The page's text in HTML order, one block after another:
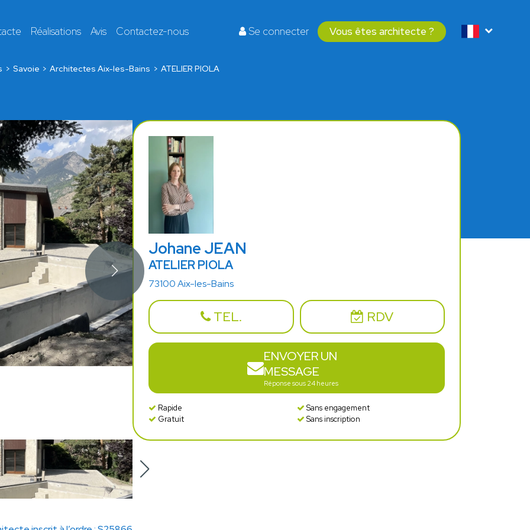
Réalisations Avis Contactez-nous Se connecter Vous êtes architecte ?
Savoie Architectes Aix-les-Bains ATELIER PIOLA
Johane JEAN
ATELIER PIOLA
73100 Aix-les-Bains
TEL. RDV
ENVOYER UN
MESSAGE
Réponse sous 24 heures
Rapide
Sans engagement
Gratuit
Sans inscription